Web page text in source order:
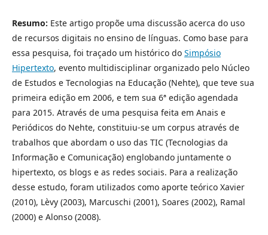
Resumo: Este artigo propõe uma discussão acerca do uso
de recursos digitais no ensino de línguas. Como base para
essa pesquisa, foi traçado um histórico do Simpósio
Hipertexto, evento multidisciplinar organizado pelo Núcleo
de Estudos e Tecnologias na Educação (Nehte), que teve sua
primeira edição em 2006, e tem sua 6ª edição agendada
para 2015. Através de uma pesquisa feita em Anais e
Periódicos do Nehte, constituiu-se um corpus através de
trabalhos que abordam o uso das TIC (Tecnologias da
Informação e Comunicação) englobando juntamente o
hipertexto, os blogs e as redes sociais. Para a realização
desse estudo, foram utilizados como aporte teórico Xavier
(2010), Lèvy (2003), Marcuschi (2001), Soares (2002), Ramal
(2000) e Alonso (2008).